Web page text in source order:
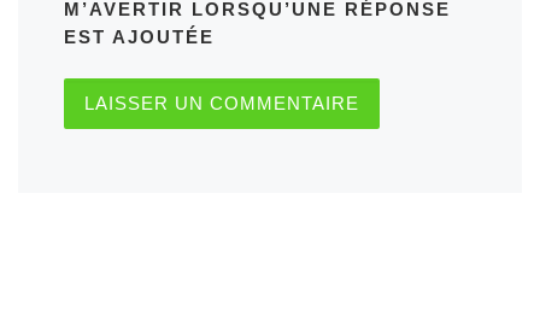
M’AVERTIR LORSQU’UNE RÉPONSE
EST AJOUTÉE